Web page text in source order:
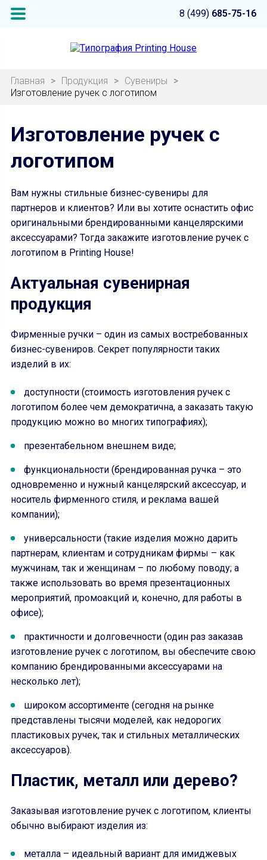
8 (499) 685-75-16
Главная > Продукция > Сувениры
>
Изготовление ручек с логотипом
Изготовление ручек с
логотипом
Вам нужны стильные бизнес-сувениры для
партнеров и клиентов? Или вы хотите оснастить офис
оригинальными брендированными канцелярскими
аксессуарами? Тогда закажите изготовление ручек с
логотипом в Printing House!
Актуальная сувенирная
продукция
Фирменные ручки – один из самых востребованных
бизнес-сувениров. Секрет популярности таких
изделий в их:
доступности (стоимость изготовления ручек с
логотипом более чем демократична, а заказать такую
продукцию можно во многих типографиях);
презентабельном внешнем виде;
функциональности (брендированная ручка – это
одновременно и нужный канцелярский аксессуар, и
носитель фирменного стиля, и реклама вашей
компании);
универсальности (такие изделия можно дарить
партнерам, клиентам и сотрудникам фирмы – как
мужчинам, так и женщинам – по любому поводу; а
также использовать во время презентационных
мероприятий, промоакций и, конечно, для работы в
офисе);
практичности и долговечности (один раз заказав
изготовление ручек с логотипом, вы обеспечите свою
компанию брендированными аксессуарами на
несколько лет);
широком ассортименте (сегодня на рынке
представлены тысячи моделей, как недорогих
пластиковых ручек, так и стильных металлических
аксессуаров).
Пластик, металл или дерево?
Заказывая изготовление ручек с логотипом, клиенты
обычно выбирают изделия из:
металла – идеальный вариант для имиджевых